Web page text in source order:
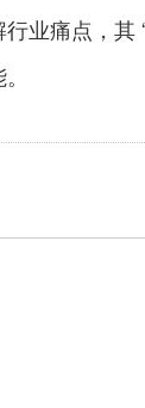
业痛点，其